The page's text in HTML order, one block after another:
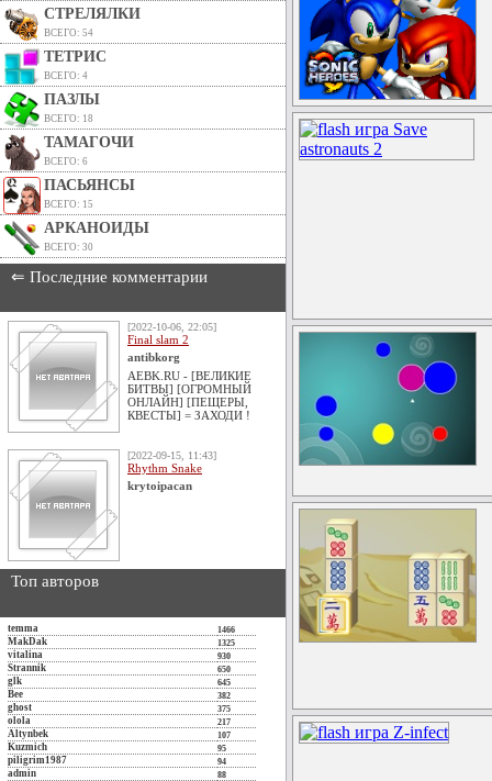
СТРЕЛЯЛКИ
ВСЕГО: 54
ТЕТРИС
ВСЕГО: 4
ПАЗЛЫ
ВСЕГО: 18
ТАМАГОЧИ
ВСЕГО: 6
ПАСЬЯНСЫ
ВСЕГО: 15
АРКАНОИДЫ
ВСЕГО: 30
⇐ Последние комментарии
[2022-10-06, 22:05]
Final slam 2
antibkorg
AEBK.RU - [ВЕЛИКИЕ
БИТВЫ] [ОГРОМНЫЙ
ОНЛАЙН] [ПЕЩЕРЫ,
КВЕСТЫ] = ЗАХОДИ !
[2022-09-15, 11:43]
Rhythm Snake
krytoipacan
Топ авторов
temma 1466
MakDak 1325
vitalina 930
Strannik 650
glk 645
Bee 382
ghost 375
olola 217
Altynbek 107
Kuzmich 95
piligrim1987 94
admin 88